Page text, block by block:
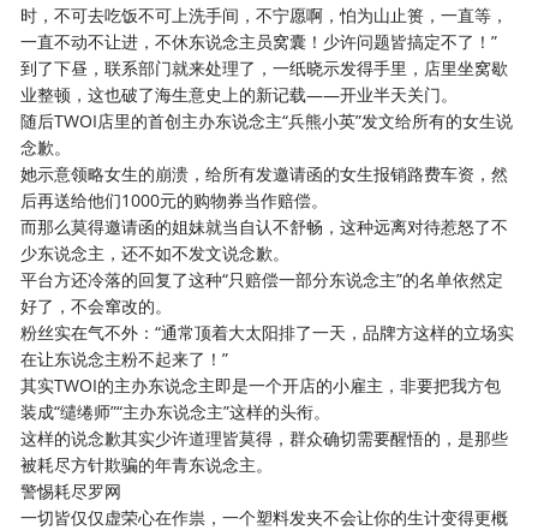
时，不可去吃饭不可上洗手间，不宁愿啊，怕为山止篑，一直等，
一直不动不让进，不休东说念主员窝囊！少许问题皆搞定不了！”
到了下昼，联系部门就来处理了，一纸晓示发得手里，店里坐窝歇
业整顿，这也破了海生意史上的新记载——开业半天关门。
随后TWOI店里的首创主办东说念主“兵熊小英”发文给所有的女生说
念歉。
她示意领略女生的崩溃，给所有发邀请函的女生报销路费车资，然
后再送给他们1000元的购物券当作赔偿。
而那么莫得邀请函的姐妹就当自认不舒畅，这种远离对待惹怒了不
少东说念主，还不如不发文说念歉。
平台方还冷落的回复了这种“只赔偿一部分东说念主”的名单依然定
好了，不会窜改的。
粉丝实在气不外：“通常顶着大太阳排了一天，品牌方这样的立场实
在让东说念主粉不起来了！”
其实TWOI的主办东说念主即是一个开店的小雇主，非要把我方包
装成“缱绻师”“主办东说念主”这样的头衔。
这样的说念歉其实少许道理皆莫得，群众确切需要醒悟的，是那些
被耗尽方针欺骗的年青东说念主。
警惕耗尽罗网
一切皆仅仅虚荣心在作祟，一个塑料发夹不会让你的生计变得更概